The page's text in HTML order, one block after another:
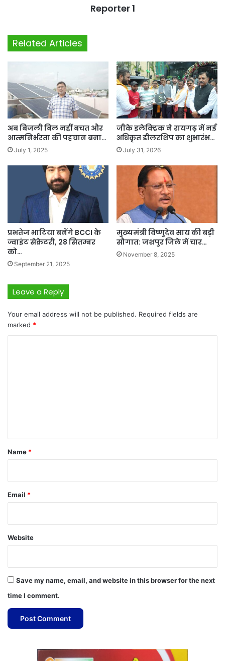
Reporter 1
Related Articles
अब बिजली बिल नहीं बचत और
आत्मनिर्भरता की पहचान बना…
July 1, 2025
जीके इलेक्ट्रिक ने रायगढ़ में नई
अधिकृत डीलरशिप का शुभारंभ…
July 31, 2026
प्रभतेज भाटिया बनेंगे BCCI के
ज्वाइंट सेक्रेटरी, 28 सितम्बर
को…
September 21, 2025
मुख्यमंत्री विष्णुदेव साय की बड़ी
सौगात: जशपुर जिले में चार…
November 8, 2025
Leave a Reply
Your email address will not be published. Required fields are
marked *
*
Name *
Email *
Website
Save my name, email, and website in this browser for the next
time I comment.